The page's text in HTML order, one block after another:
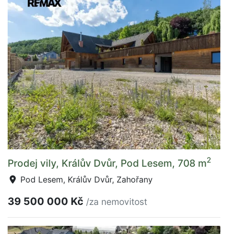
Prodej vily, Králův Dvůr, Pod Lesem, 708 m2
Pod Lesem, Králův Dvůr, Zahořany
39 500 000 Kč /za nemovitost